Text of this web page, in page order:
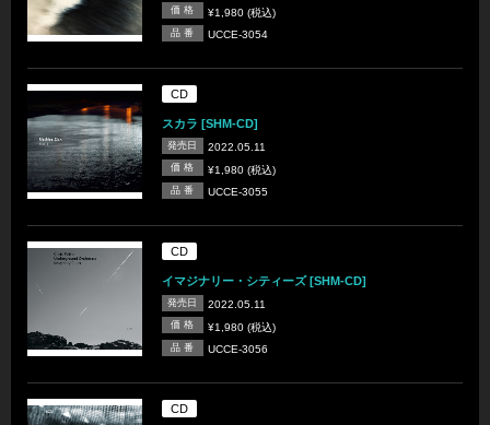
価 格 ¥1,980 (税込)
品 番 UCCE-3054
CD
スカラ [SHM-CD]
発売日 2022.05.11
価 格 ¥1,980 (税込)
品 番 UCCE-3055
CD
イマジナリー・シティーズ [SHM-CD]
発売日 2022.05.11
価 格 ¥1,980 (税込)
品 番 UCCE-3056
CD